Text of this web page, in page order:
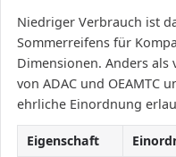
Niedriger Verbrauch ist
Sommerreifens für
Dimensionen. Anders als
von ADAC und OEAMTC
ehrliche Einordnung
Eigenschaft